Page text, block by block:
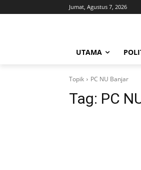
Jumat, Agustus 7, 2026
UTAMA
Topik PC NU Banjar
Tag: PC